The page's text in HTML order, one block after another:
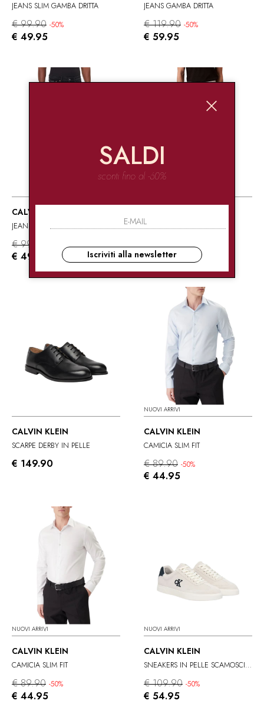
JEANS SLIM GAMBA DRITTA
€ 99.90 -50%
€ 49.95
JEANS GAMBA DRITTA
€ 119.90 -50%
€ 59.95
CALVIN KLEIN
JEANS SLIM FIT IN TESSUTO STRETCH
€ 99.90
€ 49.95
JEANS GAMBA DRITTA
€ 99.90 -50%
€ 49.95
CALVIN KLEIN
SCARPE DERBY IN PELLE
€ 149.90
NUOVI ARRIVI
CALVIN KLEIN
CAMICIA SLIM FIT
€ 89.90 -50%
€ 44.95
NUOVI ARRIVI
CALVIN KLEIN
CAMICIA SLIM FIT
€ 89.90 -50%
€ 44.95
NUOVI ARRIVI
CALVIN KLEIN
SNEAKERS IN PELLE SCAMOSCIATA
€ 109.90 -50%
€ 54.95
SALDI
sconti fino al -60%
Iscriviti alla newsletter